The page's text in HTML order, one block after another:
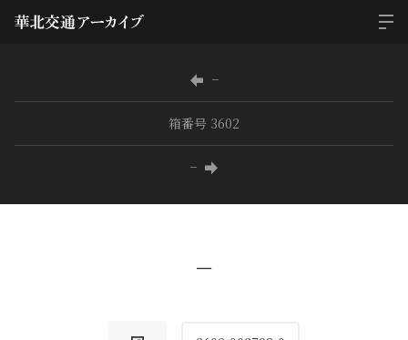
−
箱番号 3602
−
−